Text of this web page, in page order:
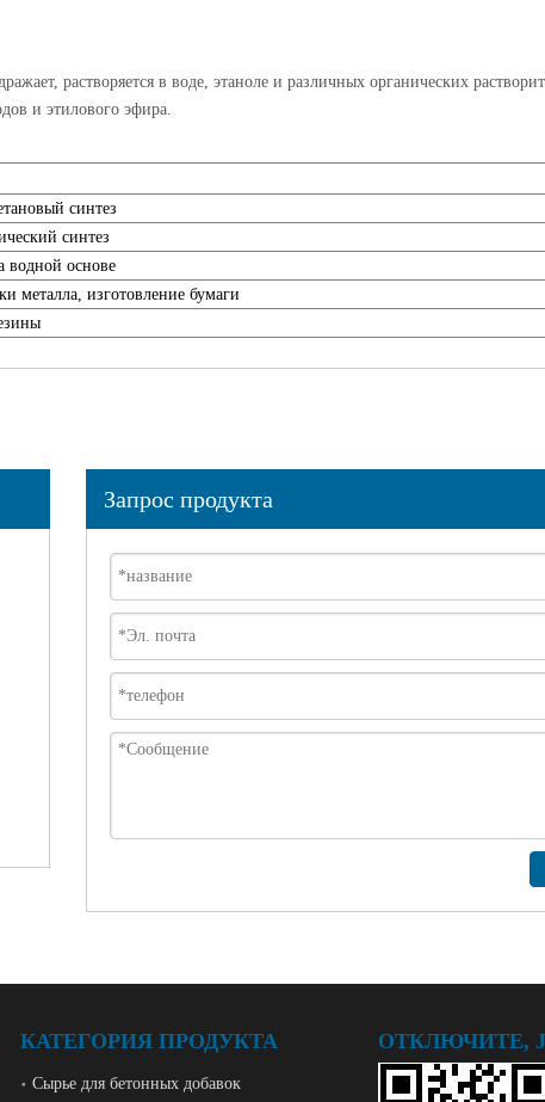
растворяется в воде, этаноле и различных органических
и этилового эфира.
синтез
синтез
водной основе
металла, изготовление бумаги
Запрос продукта
КАТЕГОРИЯ ПРОДУКТА
Сырье для бетонных добавок
ОТКЛЮЧИТЕ,